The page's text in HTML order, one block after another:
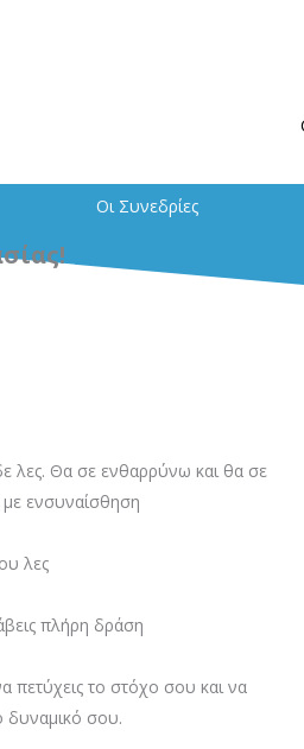
Οι Συνεδρίες
λες. Θα σε ενθαρρύνω και θα σε
ενσυναίσθηση
λες
πλήρη δράση
πετύχεις το στόχο σου και να
δυναμικό σου.